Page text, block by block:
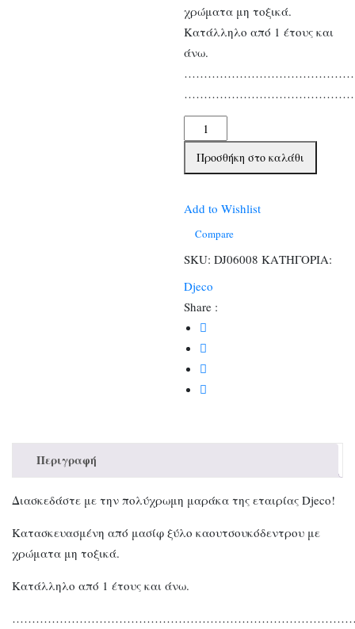
χρώματα μη τοξικά.
Κατάλληλο από 1 έτους και
άνω.
Djeco
Μαράκα
πολύχρωμη
εκ.
(Διατίθεται
9
τεμαχίων)
ποσότητα
Προσθήκη στο καλάθι
Add to Wishlist
Compare
SKU: DJ06008 ΚΑΤΗΓΟΡΙΑ:
Djeco
Share :
Περιγραφή
Διασκεδάστε με την πολύχρωμη μαράκα της εταιρίας Djeco!
Κατασκευασμένη από μασίφ ξύλο καουτσουκόδεντρου με
χρώματα μη τοξικά.
Κατάλληλο από 1 έτους και άνω.